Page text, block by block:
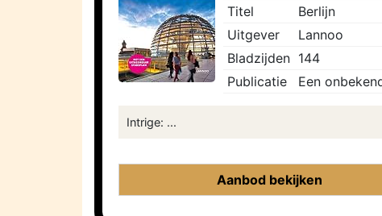
Titel
Berlijn
Uitgever
Lannoo
Bladzijden 144
Publicatie
Een
Intrige: ...
Aanbod bekijken